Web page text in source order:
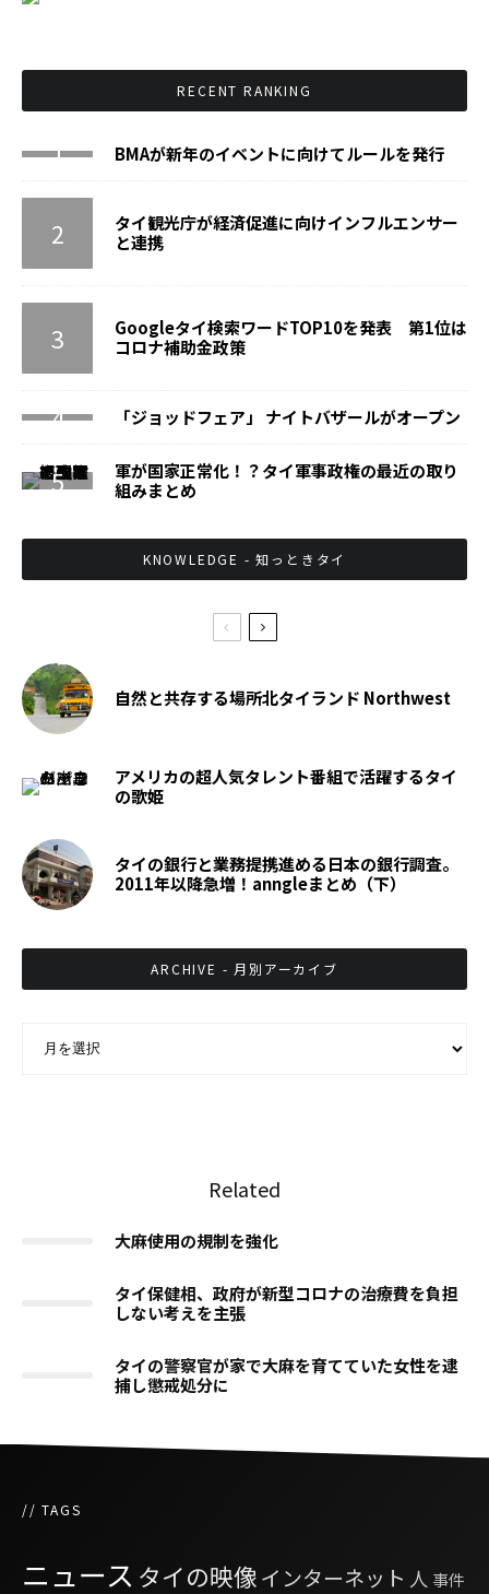
RECENT RANKING
BMAが新年のイベントに向けてルールを発行
タイ観光庁が経済促進に向けインフルエンサー
と連携
Googleタイ検索ワードTOP10を発表 第1位は
コロナ補助金政策
「ジョッドフェア」 ナイトバザールがオープン
軍が国家正常化！？タイ軍事政権の最近の取り
組みまとめ
KNOWLEDGE - 知っときタイ
自然と共存する場所北タイランド Northwest
アメリカの超人気タレント番組で活躍するタイ
の歌姫
タイの銀行と業務提携進める日本の銀行調査。
2011年以降急増！anngleまとめ（下）
ARCHIVE - 月別アーカイブ
Related
大麻使用の規制を強化
タイ保健相、政府が新型コロナの治療費を負担
しない考えを主張
タイの警察官が家で大麻を育てていた女性を逮
捕し懲戒処分に
// TAGS
ニュース タイの映像インターネット 人 事件